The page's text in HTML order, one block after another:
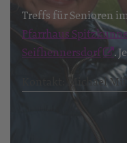
Treffs für Senioren
Pfarrhaus
Seifhennersdorf
.
Kontakt: Michael